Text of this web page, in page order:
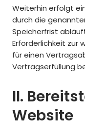
Weiterhin erfolgt
durch die
Speicherfrist
Erforderlichkeit zur
für einen
Vertragserfüllung
II.
Website